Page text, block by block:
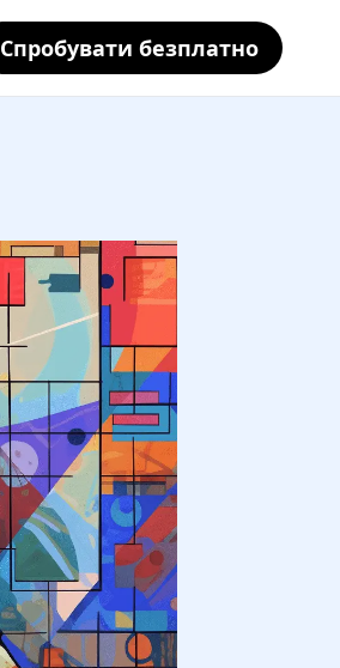
Спробувати безплатно